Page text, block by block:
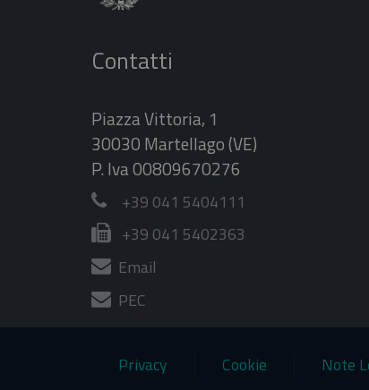
Contatti
Piazza Vittoria, 1
30030 Martellago (VE)
P. Iva 00809670276
+39 041 5404111
+39 041 5402363
Email
PEC
Privacy Cookie Note